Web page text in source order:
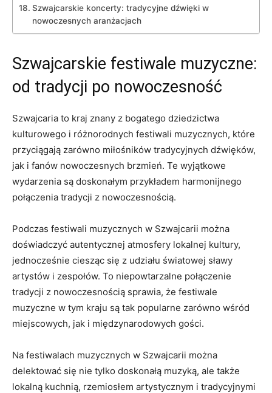
Szwajcarskie koncerty: tradycyjne ⁣dźwięki ⁣w
nowoczesnych aranżacjach
Szwajcarskie festiwale muzyczne:
od tradycji po nowoczesność
Szwajcaria​ to ‍kraj znany z ‌bogatego dziedzictwa
kulturowego‌ i różnorodnych ‍festiwali muzycznych,⁢ które​
przyciągają ‌zarówno miłośników ⁢tradycyjnych dźwięków,
jak i fanów nowoczesnych brzmień. Te wyjątkowe
wydarzenia są doskonałym ⁣przykładem harmonijnego
połączenia tradycji z nowoczesnością.
Podczas festiwali muzycznych ⁣w Szwajcarii można
doświadczyć autentycznej atmosfery ‌lokalnej​ kultury,
jednocześnie⁢ ciesząc się z udziału światowej sławy​
artystów​ i​ zespołów. ‍To niepowtarzalne połączenie
tradycji z ⁤nowoczesnością sprawia, że festiwale
⁣muzyczne ‍w tym ⁢kraju są tak popularne⁤ zarówno‌ wśród
⁣miejscowych, jak i międzynarodowych gości.
Na festiwalach muzycznych⁤ w Szwajcarii można
delektować się nie tylko doskonałą ⁣muzyką, ale także⁣
lokalną kuchnią, rzemiosłem artystycznym i ⁢tradycyjnymi